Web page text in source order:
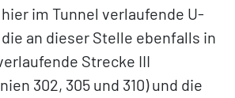
im Tunnel verlaufende U-
an dieser Stelle ebenfalls in
Strecke III
302, 305 und 310) und die